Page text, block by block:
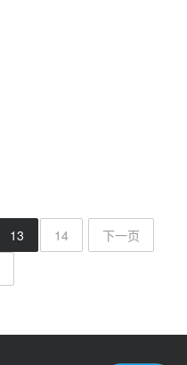
13 14
下一页